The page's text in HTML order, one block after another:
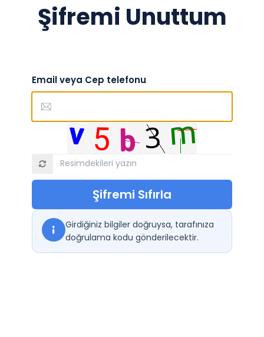
Şifremi Unuttum
Email veya Cep telefonu
Şifremi Sıfırla
Girdiğiniz bilgiler doğruysa, tarafınıza
doğrulama kodu gönderilecektir.